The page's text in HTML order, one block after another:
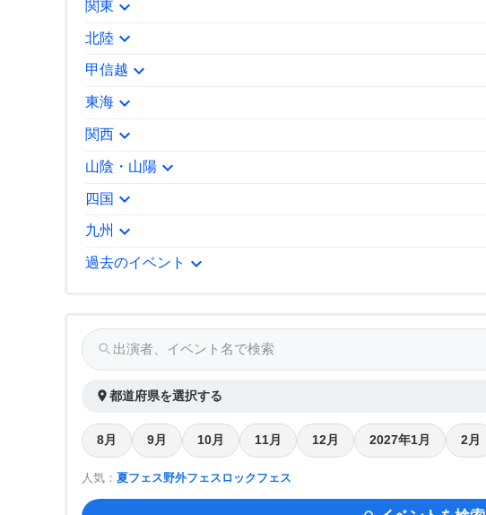
関東 expand_more
北陸 expand_more
甲信越 expand_more
東海 expand_more
関西 expand_more
山陰・山陽 expand_more
四国 expand_more
九州 expand_more
過去のイベント expand_more
search 出演者、イベント名で検索
place 都道府県を選択する
8月 9月 10月 11月 12月 2027年1月 2月
人気： 夏フェス野外フェス ロックフェス